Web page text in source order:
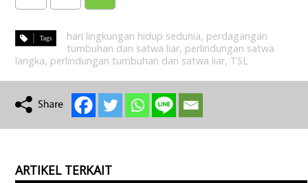
hari lingkungan hidup sedunia, perdagangan
tumbuhan dan satwa liar, perlindungan satwa
langka, perlindungan tumbuhan dan satwa liar, TSL
ARTIKEL TERKAIT